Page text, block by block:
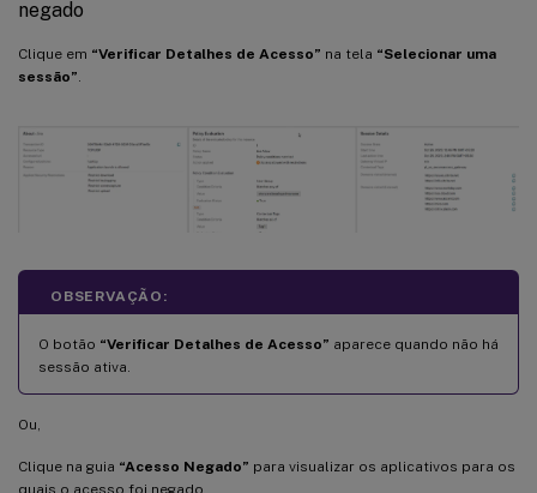
negado
Clique em “Verificar Detalhes de Acesso” na tela “Selecionar uma
sessão”
OBSERVAÇÃO:
O botão “Verificar Detalhes de Acesso” aparece quando não há
sessão ativa.
Ou,
Clique na guia “Acesso Negado” para visualizar os aplicativos para os
quais o acesso foi negado.